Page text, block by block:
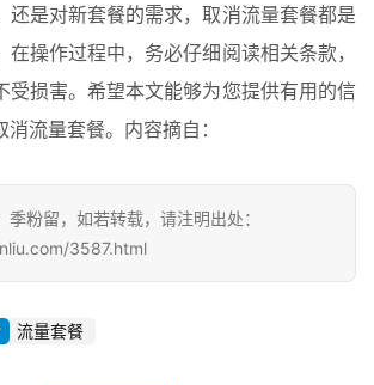
还是对新套餐的需求，取消流量套餐都是
操作过程中，务必仔细阅读相关条款，
受损害。希望本文能够为您提供有用的信
流量套餐。内容摘自：
季粉留，如若转载，请注明出处：
3587.html
流量套餐